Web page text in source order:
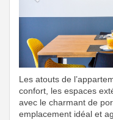
Les atouts de
confort, les espaces
avec le charmant de
emplacement idéal et